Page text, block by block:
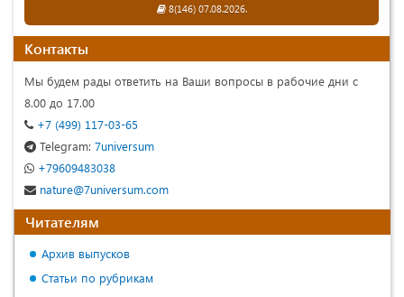
8(146) 07.08.2026.
Контакты
Мы будем рады ответить на Ваши вопросы в рабочие дни с
8.00 до 17.00
+7 (499) 117-03-65
Telegram: 7universum
+79609483038
nature@7universum.com
Читателям
Архив выпусков
Статьи по рубрикам